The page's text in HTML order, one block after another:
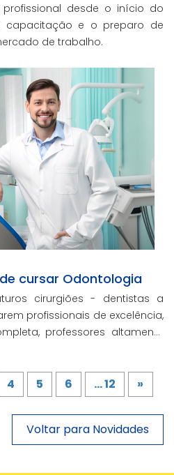
desde o início do
capacitação e o preparo de
de trabalho.
cursar Odontologia
cirurgiões - dentistas a
profissionais de excelência,
professores altamente
4 5 6 ... 12 »
Voltar para Novidades